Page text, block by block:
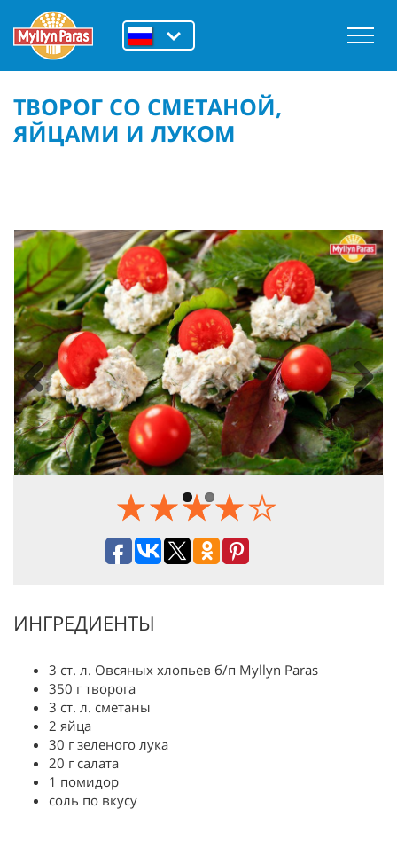
ТВОРОГ СО СМЕТАНОЙ,
ЯЙЦАМИ И ЛУКОМ
Previous Next
ИНГРЕДИЕНТЫ
3 ст. л. Овсяных хлопьев б/п Myllyn Paras
350 г творога
3 ст. л. сметаны
2 яйца
30 г зеленого лука
20 г салата
1 помидор
соль по вкусу